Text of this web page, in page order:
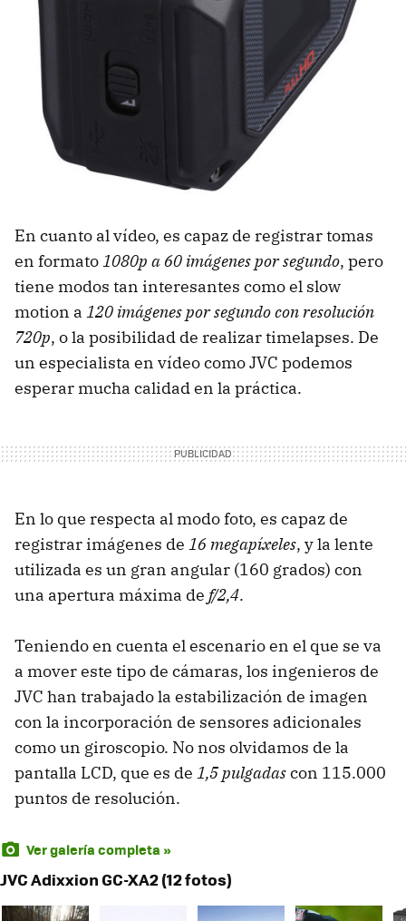
En cuanto al vídeo, es capaz de registrar tomas
en formato 1080p a 60 imágenes por segundo, pero
tiene modos tan interesantes como el slow
motion a 120 imágenes por segundo con resolución
720p, o la posibilidad de realizar timelapses. De
un especialista en vídeo como JVC podemos
esperar mucha calidad en la práctica.
En lo que respecta al modo foto, es capaz de
registrar imágenes de 16 megapíxeles, y la lente
utilizada es un gran angular (160 grados) con
una apertura máxima de f/2,4.
Teniendo en cuenta el escenario en el que se va
a mover este tipo de cámaras, los ingenieros de
JVC han trabajado la estabilización de imagen
con la incorporación de sensores adicionales
como un giroscopio. No nos olvidamos de la
pantalla LCD, que es de 1,5 pulgadascon 115.000
puntos de resolución.
Ver galería completa »
JVC Adixxion GC-XA2 (12 fotos)